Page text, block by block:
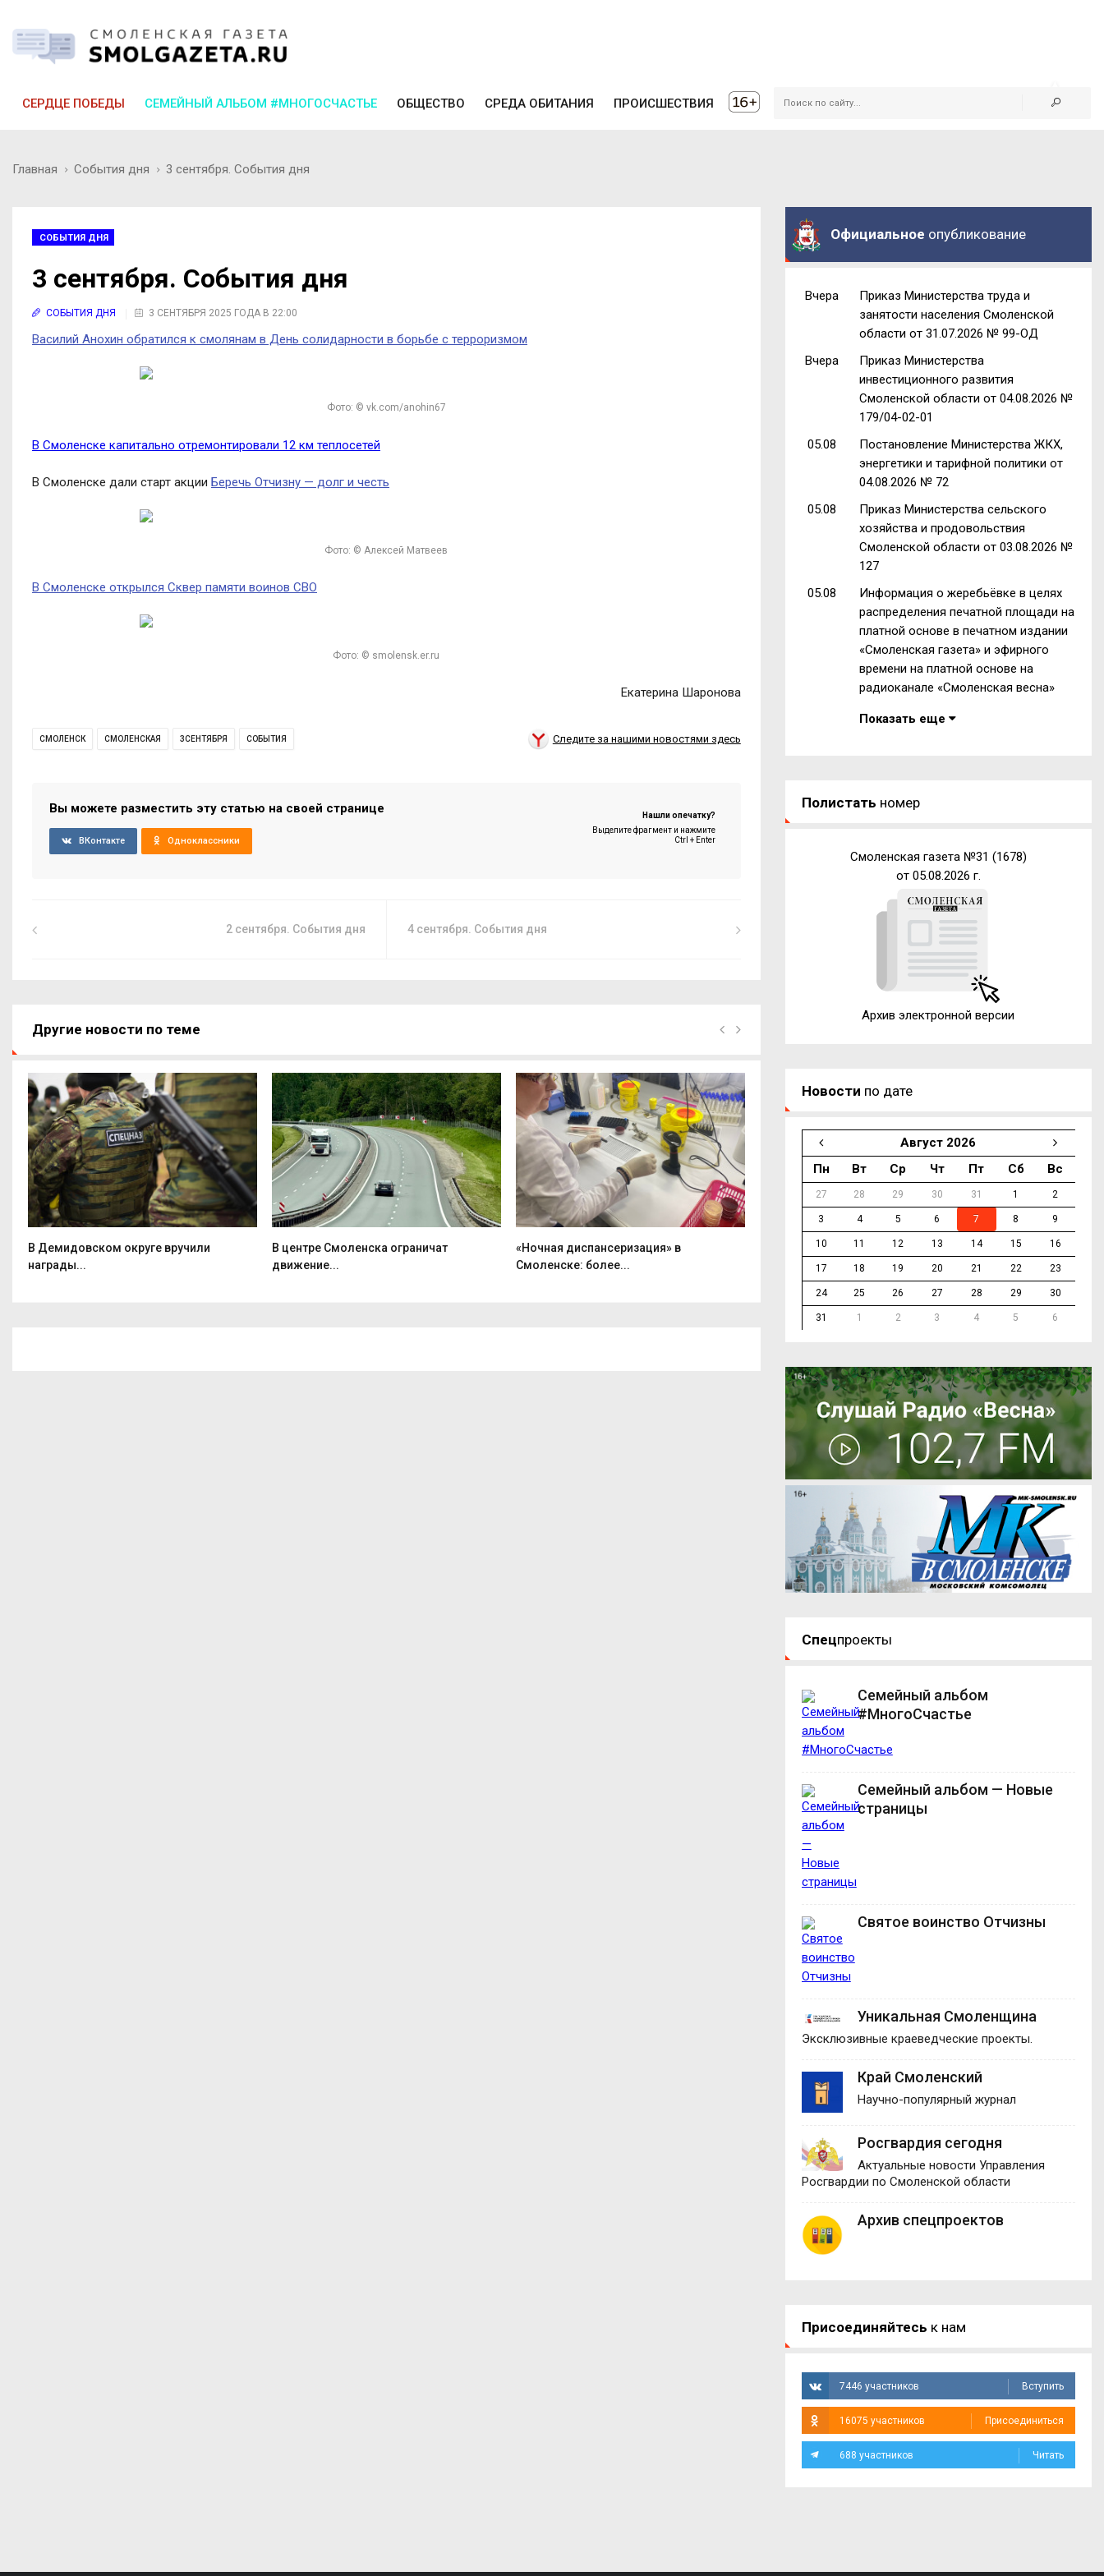
СЕРДЦЕ ПОБЕДЫ СЕМЕЙНЫЙ АЛЬБОМ #МНОГОСЧАСТЬЕ ОБЩЕСТВО СРЕДА ОБИТАНИЯ ПРОИСШЕСТВИЯ
Главная События дня 3 сентября. События дня
СОБЫТИЯ ДНЯ
3 сентября. События дня
СОБЫТИЯ ДНЯ 3 СЕНТЯБРЯ 2025 ГОДА В 22:00
Василий Анохин обратился к смолянам в День солидарности в борьбе с терроризмом
Фото: © vk.com/anohin67
В Смоленске капитально отремонтировали 12 км теплосетей
В Смоленске дали старт акции Беречь Отчизну — долг и честь
Фото: © Алексей Матвеев
В Смоленске открылся Сквер памяти воинов СВО
Фото: © smolensk.er.ru
Екатерина Шаронова
СМОЛЕНСК СМОЛЕНСКАЯ 3СЕНТЯБРЯ СОБЫТИЯ Следите за нашими новостями здесь
Вы можете разместить эту статью на своей странице
ВКонтакте Одноклассники
Нашли опечатку?
Выделите фрагмент и нажмите
Ctrl + Enter
2 сентября. События дня 4 сентября. События дня
Другие новости по теме
В Демидовском округе вручили
награды...
В центре Смоленска ограничат
движение...
«Ночная диспансеризация» в
Смоленске: более...
Александр Бабаков почтил память
Героев в...
Спортивные
молодёжь...
Официальное опубликование
Вчера
Приказ Министерства труда и
занятости населения Смоленской
области от 31.07.2026 № 99-ОД
Вчера
Приказ Министерства
инвестиционного развития
Смоленской области от 04.08.2026 №
179/04-02-01
05.08
Постановление Министерства ЖКХ,
энергетики и тарифной политики от
04.08.2026 № 72
05.08
Приказ Министерства сельского
хозяйства и продовольствия
Смоленской области от 03.08.2026 №
127
05.08
Информация о жеребьёвке в целях
распределения печатной площади на
платной основе в печатном издании
«Смоленская газета» и эфирного
времени на платной основе на
радиоканале «Смоленская весна»
Показать еще
Полистать номер
Смоленская газета №31 (1678)
от 05.08.2026 г.
Архив электронной версии
Новости по дате
Август 2026
Пн
Вт Ср Чт Пт Сб Вс
27 28 29 30 31 1 2
3 4 5 6 7 8 9
10 11 12 13 14 15 16
17 18 19 20 21 22 23
24 25 26 27 28 29 30
31 1 2 3 4 5 6
Спецпроекты
Семейный альбом
#МногоСчастье
Семейный альбом — Новые
страницы
Святое воинство Отчизны
Уникальная Смоленщина
Эксклюзивные краеведческие проекты.
Край Смоленский
Научно-популярный журнал
Росгвардия сегодня
Актуальные новости Управления
Росгвардии по Смоленской области
Архив спецпроектов
Присоединяйтесь к нам
7446 участников Вступить
16075 участников Присоединиться
688 участников Читать